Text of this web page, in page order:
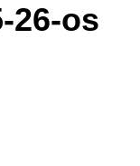
26-os